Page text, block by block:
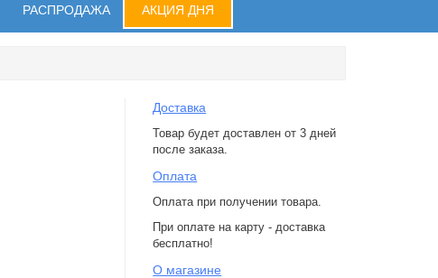
РАСПРОДАЖА АКЦИЯ ДНЯ
Доставка
Товар будет доставлен от 3 дней
после заказа.
Оплата
Оплата при получении товара.
При оплате на карту - доставка
бесплатно!
О магазине